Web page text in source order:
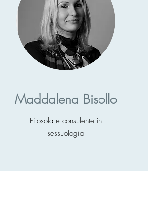
Maddalena Bisollo
Filosofa e consulente in
sessuologia